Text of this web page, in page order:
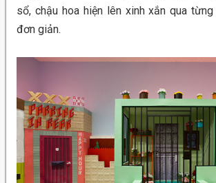
sổ, chậu hoa hiện lên xinh xắn qua
đơn giản.